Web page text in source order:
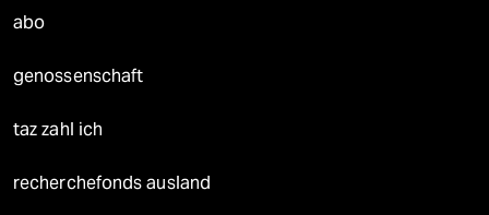
abo
genossenschaft
taz zahl ich
recherchefonds ausland